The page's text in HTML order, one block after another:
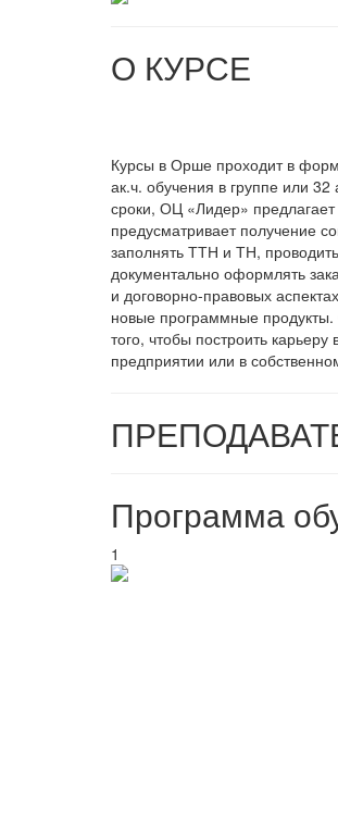
О КУРСЕ
Курсы в Орше проходит в
ак.ч. обучения в группе или 32
сроки, ОЦ «Лидер» предлагает
предусматривает получение
заполнять ТТН и ТН,
документально оформлять
и договорно-правовых
новые программные продукты.
того, чтобы построить
предприятии или в
Программа
1